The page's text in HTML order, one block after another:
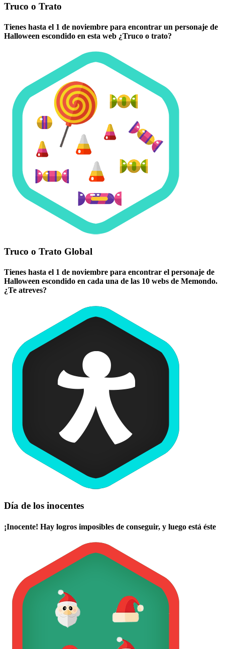
Truco o Trato
Tienes hasta el 1 de noviembre para encontrar un personaje de
Halloween escondido en esta web ¿Truco o trato?
Truco o Trato Global
Tienes hasta el 1 de noviembre para encontrar el personaje de
Halloween escondido en cada una de las 10 webs de Memondo.
¿Te atreves?
Día de los inocentes
¡Inocente! Hay logros imposibles de conseguir, y luego está éste